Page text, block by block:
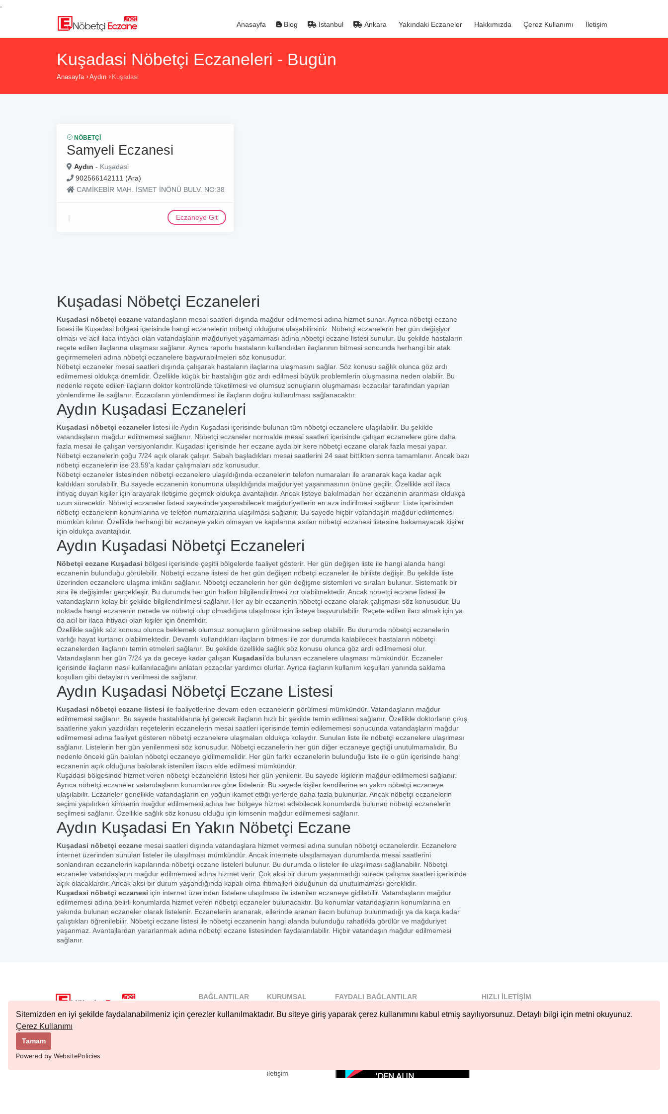
Sitemizden en iyi şekilde faydalanabilmeniz için çerezler kullanılmaktadır. Bu siteye giriş yaparak çerez kullanımını kabul etmiş sayılıyorsunuz. Detaylı bilgi için metni okuyunuz.
Çerez Kullanımı
Tamam
Powered by WebsitePolicies
Anasayfa Blog İstanbul Ankara Yakındaki Eczaneler Hakkımızda Çerez Kullanımı İletişim
Kuşadasi Nöbetçi Eczaneleri - Bugün
Anasayfa Aydın Kuşadasi
NÖBETÇI
Samyeli Eczanesi
Aydın - Kuşadasi
902566142111 (Ara)
CAMİKEBİR MAH. İSMET İNÖNÜ BULV. NO:38
Eczaneye Git
Kuşadasi Nöbetçi Eczaneleri
Kuşadasi nöbetçi eczane vatandaşların mesai saatleri dışında mağdur edilmemesi adına hizmet sunar. Ayrıca nöbetçi eczane
listesi ile Kuşadasi bölgesi içerisinde hangi eczanelerin nöbetçi olduğuna ulaşabilirsiniz. Nöbetçi eczanelerin her gün değişiyor
olması ve acil ilaca ihtiyacı olan vatandaşların mağduriyet yaşamaması adına nöbetçi eczane listesi sunulur. Bu şekilde hastaların
reçete edilen ilaçlarına ulaşması sağlanır. Ayrıca raporlu hastaların kullandıkları ilaçlarının bitmesi soncunda herhangi bir atak
geçirmemeleri adına nöbetçi eczanelere başvurabilmeleri söz konusudur.
Nöbetçi eczaneler mesai saatleri dışında çalışarak hastaların ilaçlarına ulaşmasını sağlar. Söz konusu sağlık olunca göz ardı
edilmemesi oldukça önemlidir. Özellikle küçük bir hastalığın göz ardı edilmesi büyük problemlerin oluşmasına neden olabilir. Bu
nedenle reçete edilen ilaçların doktor kontrolünde tüketilmesi ve olumsuz sonuçların oluşmaması eczacılar tarafından yapılan
yönlendirme ile sağlanır. Eczacıların yönlendirmesi ile ilaçların doğru kullanılması sağlanacaktır.
Aydın Kuşadasi Eczaneleri
Kuşadasi nöbetçi eczanelerlistesi ile Aydın Kuşadasi içerisinde bulunan tüm nöbetçi eczanelere ulaşılabilir. Bu şekilde
vatandaşların mağdur edilmemesi sağlanır. Nöbetçi eczaneler normalde mesai saatleri içerisinde çalışan eczanelere göre daha
fazla mesai ile çalışan versiyonlarıdır. Kuşadasi içerisinde her eczane ayda bir kere nöbetçi eczane olarak fazla mesai yapar.
Nöbetçi eczanelerin çoğu 7/24 açık olarak çalışır. Sabah başladıkları mesai saatlerini 24 saat bittikten sonra tamamlanır. Ancak bazı
nöbetçi eczanelerin ise 23.59’a kadar çalışmaları söz konusudur.
Nöbetçi eczaneler listesinden nöbetçi eczanelere ulaşıldığında eczanelerin telefon numaraları ile aranarak kaça kadar açık
kaldıkları sorulabilir. Bu sayede eczanenin konumuna ulaşıldığında mağduriyet yaşanmasının önüne geçilir. Özellikle acil ilaca
ihtiyaç duyan kişiler için arayarak iletişime geçmek oldukça avantajlıdır. Ancak listeye bakılmadan her eczanenin aranması oldukça
uzun sürecektir. Nöbetçi eczaneler listesi sayesinde yaşanabilecek mağduriyetlerin en aza indirilmesi sağlanır. Liste içerisinden
nöbetçi eczanelerin konumlarına ve telefon numaralarına ulaşılması sağlanır. Bu sayede hiçbir vatandaşın mağdur edilmemesi
mümkün kılınır. Özellikle herhangi bir eczaneye yakın olmayan ve kapılarına asılan nöbetçi eczanesi listesine bakamayacak kişiler
için oldukça avantajlıdır.
Aydın Kuşadasi Nöbetçi Eczaneleri
Nöbetçi eczane Kuşadasi bölgesi içerisinde çeşitli bölgelerde faaliyet gösterir. Her gün değişen liste ile hangi alanda hangi
eczanenin bulunduğu görülebilir. Nöbetçi eczane listesi de her gün değişen nöbetçi eczaneler ile birlikte değişir. Bu şekilde liste
üzerinden eczanelere ulaşma imkânı sağlanır. Nöbetçi eczanelerin her gün değişme sistemleri ve sıraları bulunur. Sistematik bir
sıra ile değişimler gerçekleşir. Bu durumda her gün halkın bilgilendirilmesi zor olabilmektedir. Ancak nöbetçi eczane listesi ile
vatandaşların kolay bir şekilde bilgilendirilmesi sağlanır. Her ay bir eczanenin nöbetçi eczane olarak çalışması söz konusudur. Bu
noktada hangi eczanenin nerede ve nöbetçi olup olmadığına ulaşılması için listeye başvurulabilir. Reçete edilen ilacı almak için ya
da acil bir ilaca ihtiyacı olan kişiler için önemlidir.
Özellikle sağlık söz konusu olunca beklemek olumsuz sonuçların görülmesine sebep olabilir. Bu durumda nöbetçi eczanelerin
varlığı hayat kurtarıcı olabilmektedir. Devamlı kullandıkları ilaçların bitmesi ile zor durumda kalabilecek hastaların nöbetçi
eczanelerden ilaçlarını temin etmeleri sağlanır. Bu şekilde özellikle sağlık söz konusu olunca göz ardı edilmemesi olur.
Vatandaşların her gün 7/24 ya da geceye kadar çalışan Kuşadasi’da bulunan eczanelere ulaşması mümkündür. Eczaneler
içerisinde ilaçların nasıl kullanılacağını anlatan eczacılar yardımcı olurlar. Ayrıca ilaçların kullanım koşulları yanında saklama
koşulları gibi detayların verilmesi de sağlanır.
Aydın Kuşadasi Nöbetçi Eczane Listesi
Kuşadasi nöbetçi eczane listesi ile faaliyetlerine devam eden eczanelerin görülmesi mümkündür. Vatandaşların mağdur
edilmemesi sağlanır. Bu sayede hastalıklarına iyi gelecek ilaçların hızlı bir şekilde temin edilmesi sağlanır. Özellikle doktorların çıkış
saatlerine yakın yazdıkları reçetelerin eczanelerin mesai saatleri içerisinde temin edilememesi sonucunda vatandaşların mağdur
edilmemesi adına faaliyet gösteren nöbetçi eczanelere ulaşmaları oldukça kolaydır. Sunulan liste ile nöbetçi eczanelere ulaşılması
sağlanır. Listelerin her gün yenilenmesi söz konusudur. Nöbetçi eczanelerin her gün diğer eczaneye geçtiği unutulmamalıdır. Bu
nedenle önceki gün bakılan nöbetçi eczaneye gidilmemelidir. Her gün farklı eczanelerin bulunduğu liste ile o gün içerisinde hangi
eczanenin açık olduğuna bakılarak istenilen ilacın elde edilmesi mümkündür.
Kuşadasi bölgesinde hizmet veren nöbetçi eczanelerin listesi her gün yenilenir. Bu sayede kişilerin mağdur edilmemesi sağlanır.
Ayrıca nöbetçi eczaneler vatandaşların konumlarına göre listelenir. Bu sayede kişiler kendilerine en yakın nöbetçi eczaneye
ulaşılabilir. Eczaneler genellikle vatandaşların en yoğun ikamet ettiği yerlerde daha fazla bulunurlar. Ancak nöbetçi eczanelerin
seçimi yapılırken kimsenin mağdur edilmemesi adına her bölgeye hizmet edebilecek konumlarda bulunan nöbetçi eczanelerin
seçilmesi sağlanır. Özellikle sağlık söz konusu olduğu için kimsenin mağdur edilmemesi sağlanır.
Aydın Kuşadasi En Yakın Nöbetçi Eczane
Kuşadasi nöbetçi eczane mesai saatleri dışında vatandaşlara hizmet vermesi adına sunulan nöbetçi eczanelerdir. Eczanelere
internet üzerinden sunulan listeler ile ulaşılması mümkündür. Ancak internete ulaşılamayan durumlarda mesai saatlerini
sonlandıran eczanelerin kapılarında nöbetçi eczane listeleri bulunur. Bu durumda o listeler ile ulaşılması sağlanabilir. Nöbetçi
eczaneler vatandaşların mağdur edilmemesi adına hizmet verir. Çok aksi bir durum yaşanmadığı sürece çalışma saatleri içerisinde
açık olacaklardır. Ancak aksi bir durum yaşandığında kapalı olma ihtimalleri olduğunun da unutulmaması gereklidir.
Kuşadasi nöbetçi eczanesi için internet üzerinden listelere ulaşılması ile istenilen eczaneye gidilebilir. Vatandaşların mağdur
edilmemesi adına belirli konumlarda hizmet veren nöbetçi eczaneler bulunacaktır. Bu konumlar vatandaşların konumlarına en
yakında bulunan eczaneler olarak listelenir. Eczanelerin aranarak, ellerinde aranan ilacın bulunup bulunmadığı ya da kaça kadar
çalıştıkları öğrenilebilir. Nöbetçi eczane listesi ile nöbetçi eczanenin hangi alanda bulunduğu rahatlıkla görülür ve mağduriyet
yaşanmaz. Avantajlardan yararlanmak adına nöbetçi eczane listesinden faydalanılabilir. Hiçbir vatandaşın mağdur edilmemesi
sağlanır.
Copyright © 2023 Tüm Hakları Saklıdır.
BAĞLANTILAR
Nöbetçi...
KURUMSAL
Hakkımızda
iletişim
FAYDALI BAĞLANTILAR
HIZLI İLETIŞIM